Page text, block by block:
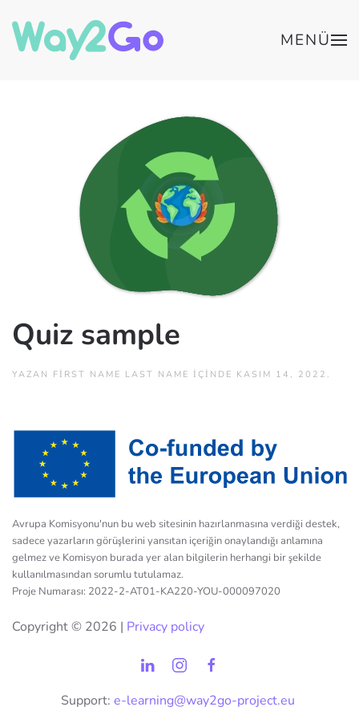
MENÜ
Quiz sample
YAZAN FIRST NAME LAST NAME IÇINDE KASIM 14, 2022 .
Avrupa Komisyonu'nun bu web sitesinin hazırlanmasına verdiği destek,
sadece yazarların görüşlerini yansıtan içeriğin onaylandığı anlamına
gelmez ve Komisyon burada yer alan bilgilerin herhangi bir şekilde
kullanılmasından sorumlu tutulamaz.
Proje Numarası: 2022-2-AT01-KA220-YOU-000097020
Copyright © 2026 | Privacy policy
Support: e-learning@way2go-project.eu